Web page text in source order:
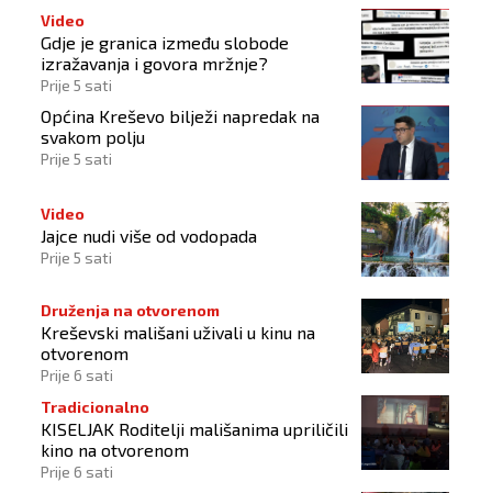
Video
Gdje je granica između slobode
izražavanja i govora mržnje?
Prije 5 sati
Općina Kreševo bilježi napredak na
svakom polju
Prije 5 sati
Video
Jajce nudi više od vodopada
Prije 5 sati
Druženja na otvorenom
Kreševski mališani uživali u kinu na
otvorenom
Prije 6 sati
Tradicionalno
KISELJAK Roditelji mališanima upriličili
kino na otvorenom
Prije 6 sati